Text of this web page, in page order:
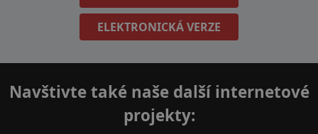
ELEKTRONICKÁ VERZE
Navštivte také naše další internetové
projekty: